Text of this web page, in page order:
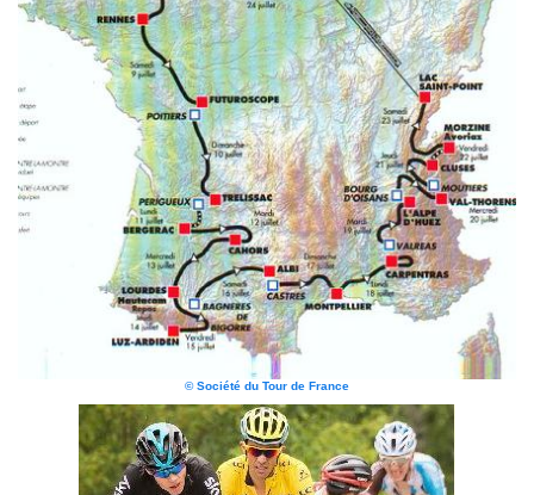
© Société du Tour de France